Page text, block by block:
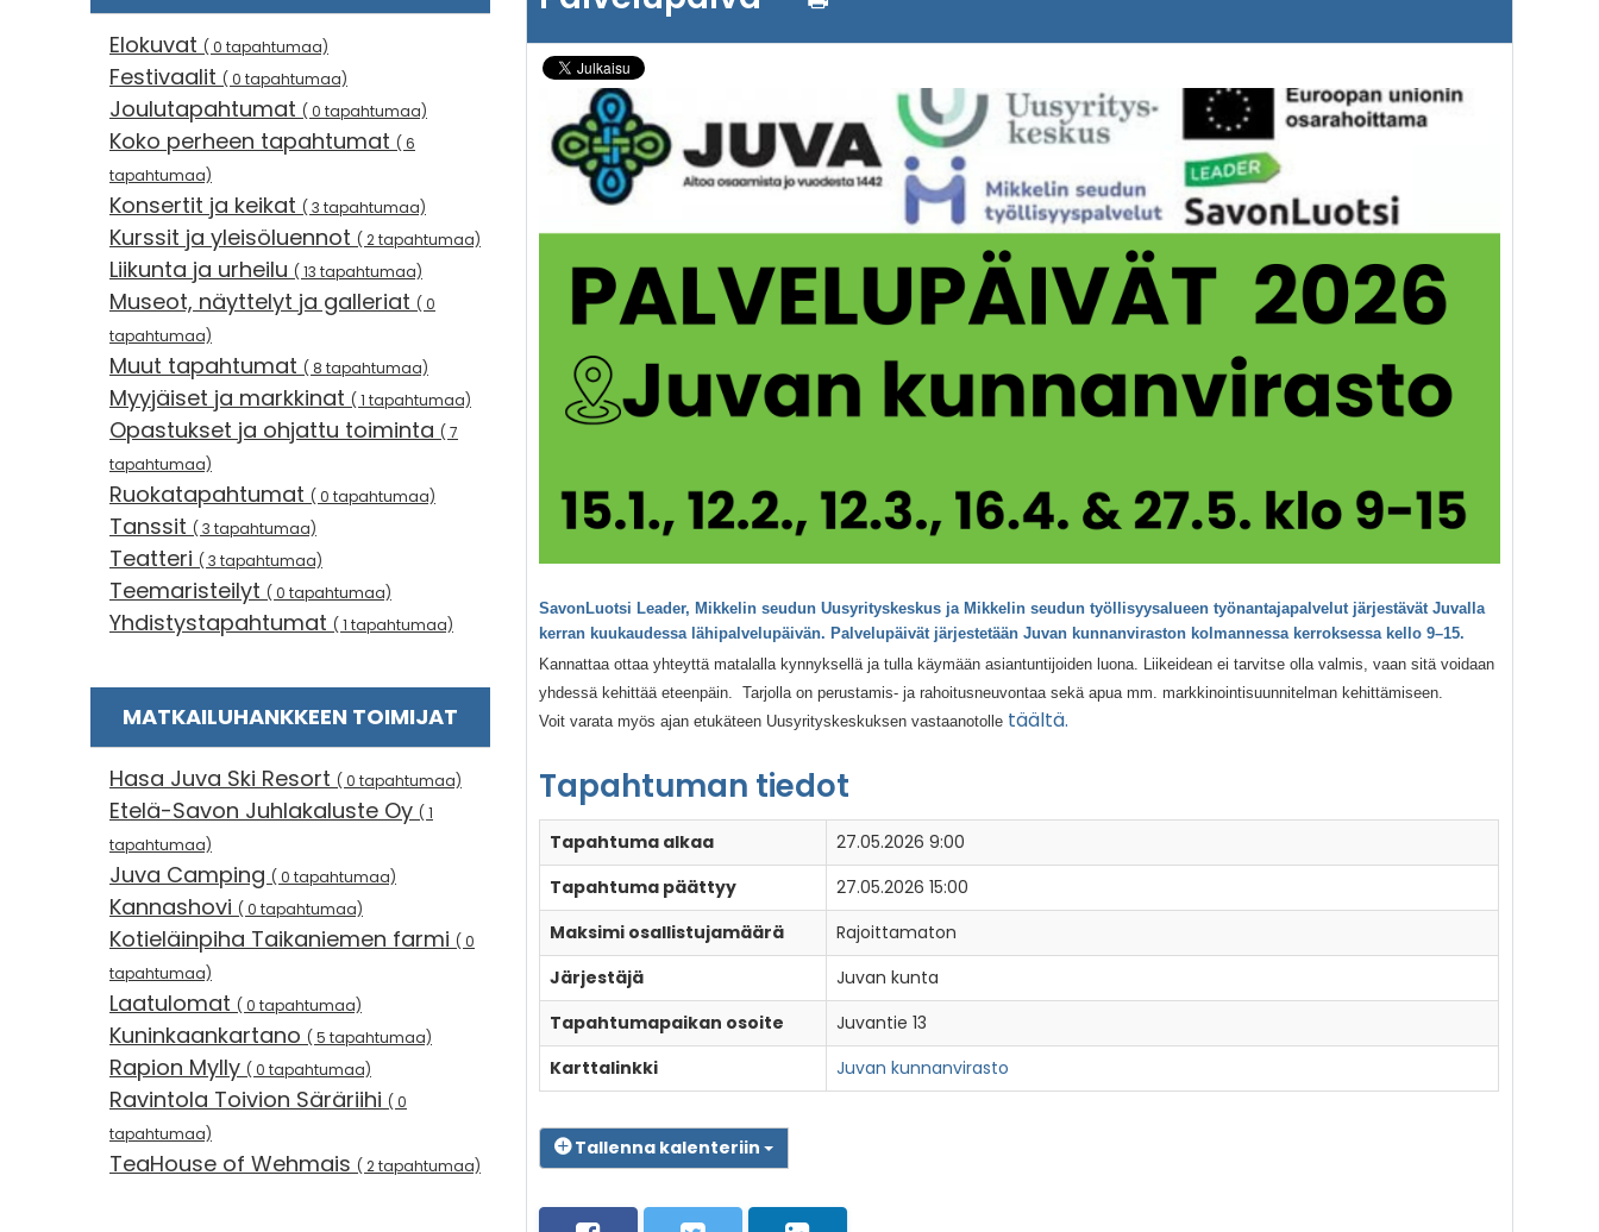
Elokuvat ( 0 tapahtumaa)
Festivaalit ( 0 tapahtumaa)
Joulutapahtumat ( 0 tapahtumaa)
Koko perheen tapahtumat ( 6
tapahtumaa)
Konsertit ja keikat ( 3 tapahtumaa)
Kurssit ja yleisöluennot ( 2 tapahtumaa)
Liikunta ja urheilu ( 13 tapahtumaa)
Museot, näyttelyt ja galleriat ( 0
tapahtumaa)
Muut tapahtumat ( 8 tapahtumaa)
Myyjäiset ja markkinat ( 1 tapahtumaa)
Opastukset ja ohjattu toiminta ( 7
tapahtumaa)
Ruokatapahtumat ( 0 tapahtumaa)
Tanssit ( 3 tapahtumaa)
Teatteri ( 3 tapahtumaa)
Teemaristeilyt ( 0 tapahtumaa)
Yhdistystapahtumat ( 1 tapahtumaa)
MATKAILUHANKKEEN TOIMIJAT
Hasa Juva Ski Resort ( 0 tapahtumaa)
Etelä-Savon Juhlakaluste Oy ( 1
tapahtumaa)
Juva Camping ( 0 tapahtumaa)
Kannashovi ( 0 tapahtumaa)
Kotieläinpiha Taikaniemen farmi ( 0
tapahtumaa)
Laatulomat ( 0 tapahtumaa)
Kuninkaankartano ( 5 tapahtumaa)
Rapion Mylly ( 0 tapahtumaa)
Ravintola Toivion Säräriihi ( 0
tapahtumaa)
TeaHouse of Wehmais ( 2 tapahtumaa)
SavonLuotsi Leader, Mikkelin seudun Uusyrityskeskus ja Mikkelin seudun työllisyysalueen työnantajapalvelut järjestävät Juvalla
kerran kuukaudessa lähipalvelupäivän. Palvelupäivät järjestetään Juvan kunnanviraston kolmannessa kerroksessa kello 9–15.
Kannattaa ottaa yhteyttä matalalla kynnyksellä ja tulla käymään asiantuntijoiden luona. Liikeidean ei tarvitse olla valmis, vaan sitä voidaan
yhdessä kehittää eteenpäin. Tarjolla on perustamis- ja rahoitusneuvontaa sekä apua mm. markkinointisuunnitelman kehittämiseen.
Voit varata myös ajan etukäteen Uusyrityskeskuksen vastaanotolle täältä.
Tapahtuman tiedot
Tapahtuma alkaa
27.05.2026 9:00
Tapahtuma päättyy
27.05.2026 15:00
Maksimi osallistujamäärä
Rajoittamaton
Järjestäjä
Juvan kunta
Tapahtumapaikan osoite
Juvantie 13
Karttalinkki
Juvan kunnanvirasto
Tallenna kalenteriin